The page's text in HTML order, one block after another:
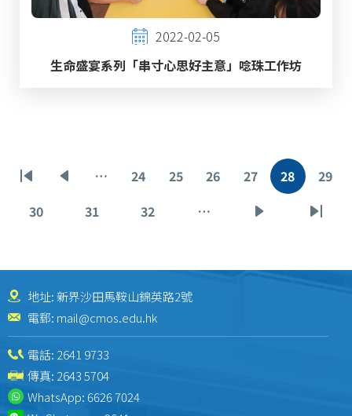
2022-02-05
生命盛宴系列「串寸心思好主意」唸珠工作坊
Pagination
First
page
Previous
page
…
Page
24
Page
25
Page
26
Page
27
Current
page
28 29
Page
30
Page
31
Page
32 …
Last
地址: 新界沙田馬鞍山錦英路2號
電郵: mail@cmos.edu.hk
電話: 2641 9733
傳真: 2643 5704
WhatsApp:6626 7024